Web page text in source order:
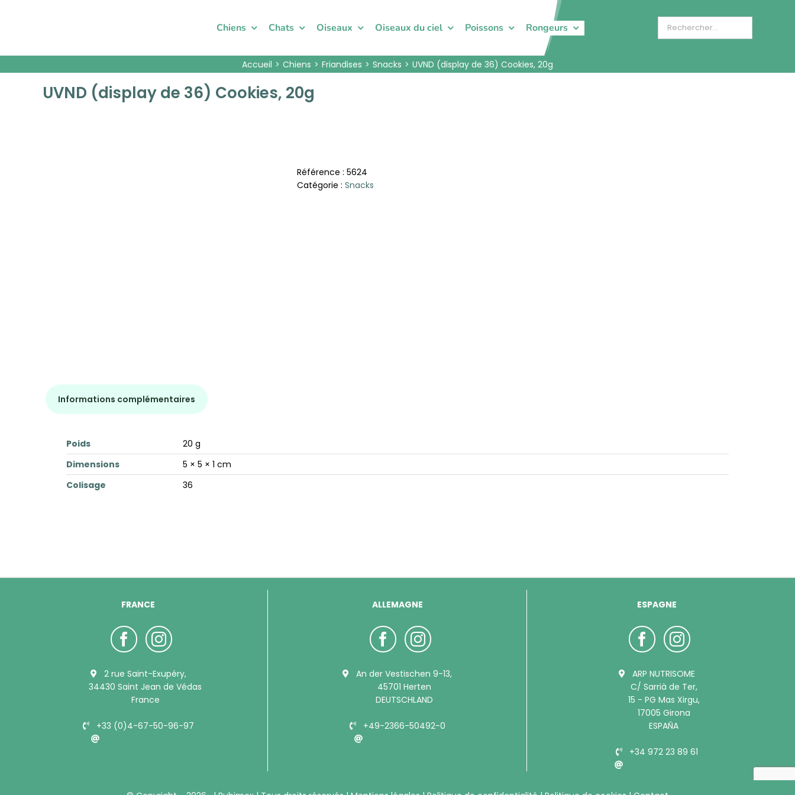
Chiens Chats Oiseaux Oiseaux du ciel Poissons Rongeurs
Accueil Chiens Friandises Snacks UVND (display de 36) Cookies, 20g
UVND (display de 36) Cookies, 20g
Référence : 5624
Catégorie : Snacks
Informations complémentaires
Poids
20 g
Dimensions
5 × 5 × 1 cm
Colisage
36
FRANCE
2 rue Saint-Exupéry,
34430 Saint Jean de Védas
France
+33 (0)4-67-50-96-97
ALLEMAGNE
An der Vestischen 9-13,
45701 Herten
DEUTSCHLAND
+49-2366-50492-0
ESPAGNE
ARP NUTRISOME
C/ Sarrià de Ter,
15 - PG Mas Xirgu,
17005 Girona
ESPAÑA
+34 972 23 89 61